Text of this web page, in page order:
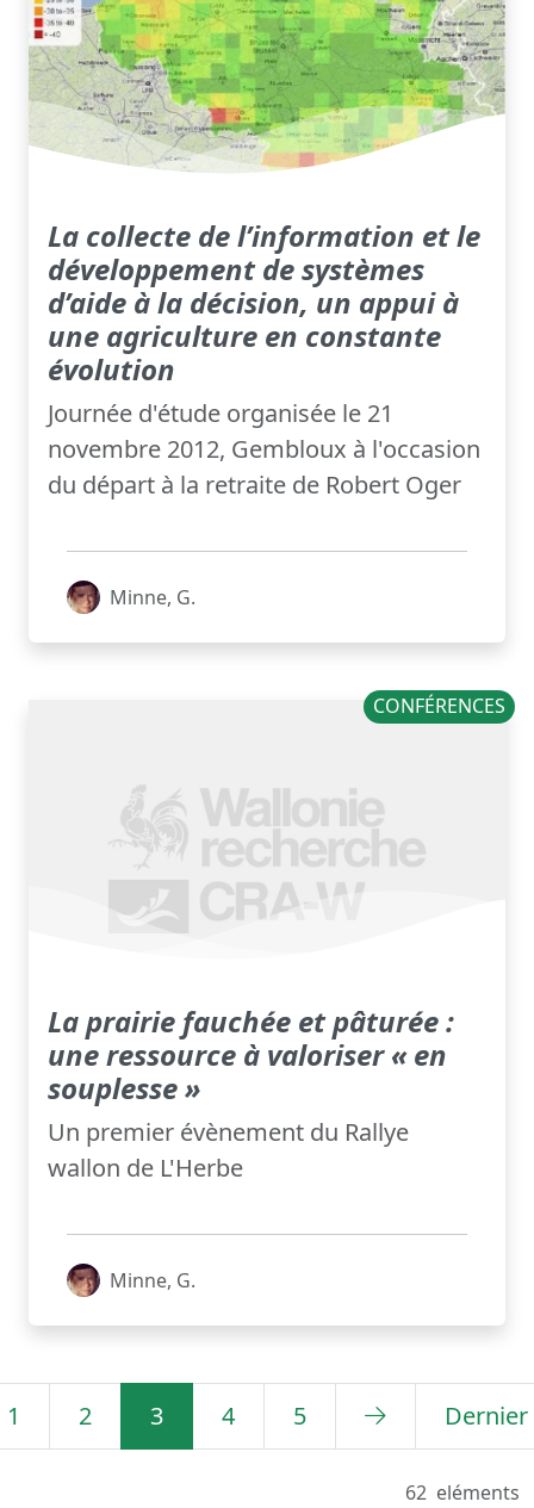
La collecte de l’information et le
développement de systèmes
d’aide à la décision, un appui à
une agriculture en constante
évolution
Journée d'étude organisée le 21
novembre 2012, Gembloux à l'occasion
du départ à la retraite de Robert Oger
Minne, G.
CONFÉRENCES
La prairie fauchée et pâturée :
une ressource à valoriser « en
souplesse »
Un premier évènement du Rallye
wallon de L'Herbe
Minne, G.
1 2 3 4 5 Dernier
62 eléments